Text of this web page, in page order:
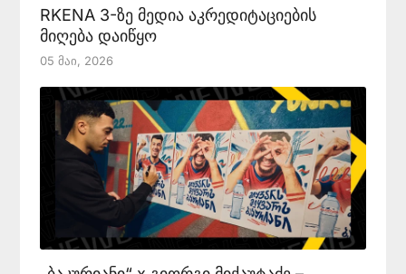
RKENA 3-ზე მედია აკრედიტაციების
მიღება დაიწყო
05 Მაი, 2026